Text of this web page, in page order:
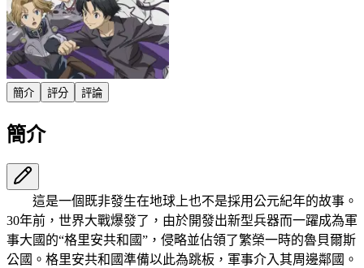
簡介 評分 評論
簡介
這是一個既非發生在地球上也不是採用公元紀年的故事。
30年前，世界大戰爆發了，由於開發出新型兵器而一躍成為軍
事大國的“格里安共和國”，侵略並佔領了繁榮一時的魯貝爾斯
公國。格里安共和國準備以此為跳板，軍事介入其周邊鄰國。